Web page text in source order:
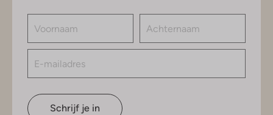
Schrijf je in